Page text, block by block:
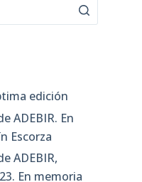
edición
ADEBIR. En
Escorza
ADEBIR,
En memoria